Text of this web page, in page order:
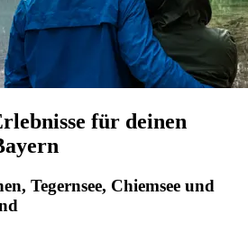
für deinen
Tegernsee, Chiemsee und